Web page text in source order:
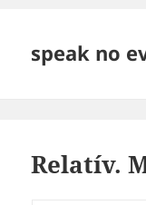
speak no
Relatív.